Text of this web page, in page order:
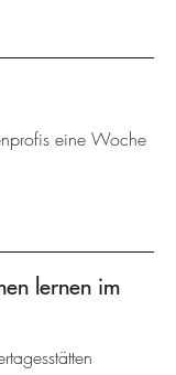
eine Woche
lernen im